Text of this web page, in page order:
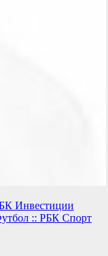
Инвестиции
:: РБК Спорт